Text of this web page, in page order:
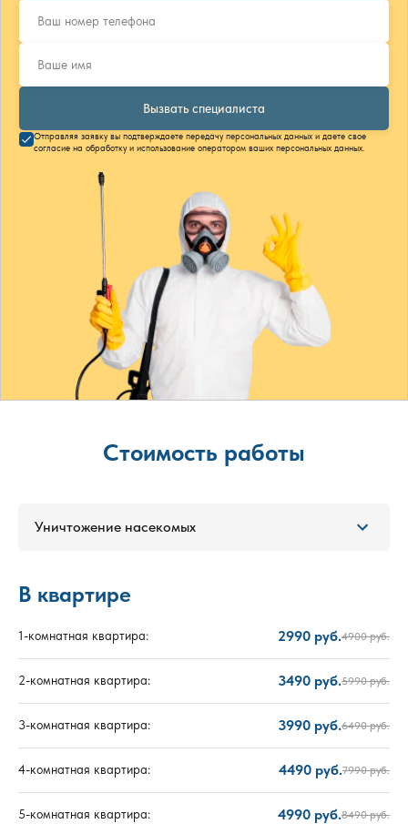
Вызвать специалиста
Отправляя заявку вы подтверждаете передачу персональных данных и даете свое
согласие на обработку и использование оператором ваших персональных данных.
Стоимость работы
Уничтожение насекомых
В квартире
1-комнатная квартира: 2990 руб.4900 руб.
2-комнатная квартира: 3490 руб.5990 руб.
3-комнатная квартира: 3990 руб.6490 руб.
4-комнатная квартира: 4490 руб.7990 руб.
5-комнатная квартира: 4990 руб.8490 руб.